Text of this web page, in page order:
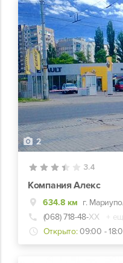
2
3.4
Компания Алекс
634.8 км г.
(068) 718-48-ХХ
+
Открыто: 09:00 -